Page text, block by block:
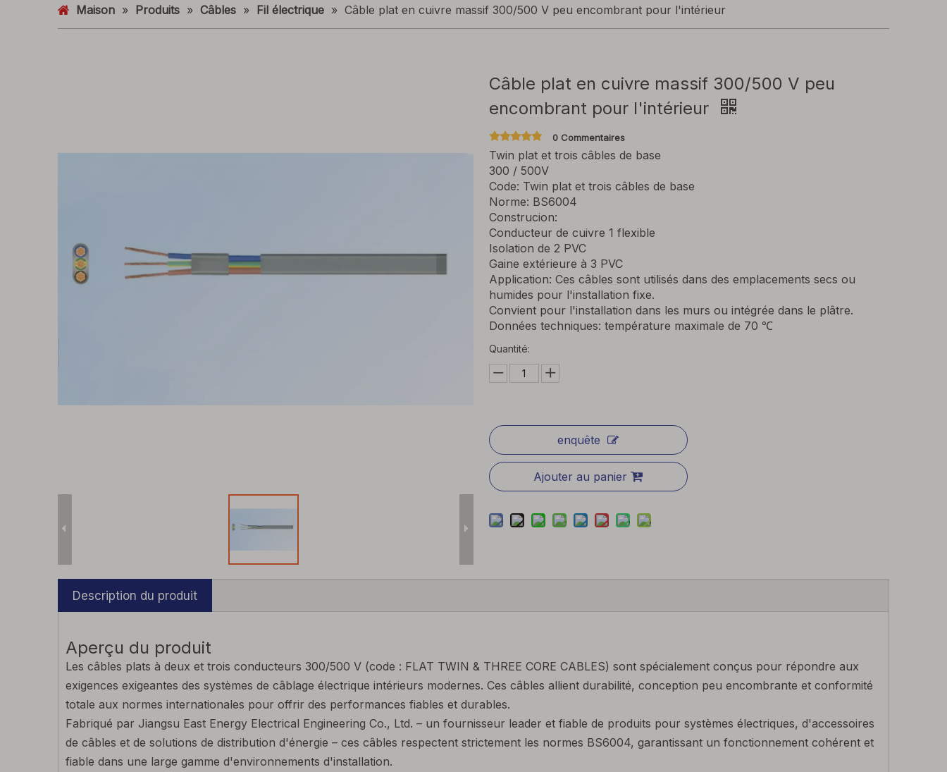
Maison » Produits » Câbles » Fil électrique » Câble plat en cuivre massif 300/500 V peu encombrant pour l'intérieur
Câble plat en cuivre massif 300/500 V peu
encombrant pour l'intérieur
0 Commentaires
Twin plat et trois câbles de base
300 / 500V
Code: Twin plat et trois câbles de base
Norme: BS6004
Construcion:
Conducteur de cuivre 1 flexible
Isolation de 2 PVC
Gaine extérieure à 3 PVC
Application: Ces câbles sont utilisés dans des emplacements secs ou
humides pour l'installation fixe.
Convient pour l'installation dans les murs ou intégrée dans le plâtre.
Données techniques: température maximale de 70 ℃
Quantité:
enquête
Ajouter au panier
Description du produit
Aperçu du produit
Les câbles plats à deux et trois conducteurs 300/500 V (code : FLAT TWIN & THREE CORE CABLES) sont spécialement conçus pour répondre aux
exigences exigeantes des systèmes de câblage électrique intérieurs modernes. Ces câbles allient durabilité, conception peu encombrante et conformité
totale aux normes internationales pour offrir des performances fiables et durables.
Fabriqué par Jiangsu East Energy Electrical Engineering Co., Ltd. – un fournisseur leader et fiable de produits pour systèmes électriques, d'accessoires
de câbles et de solutions de distribution d'énergie – ces câbles respectent strictement les normes BS6004, garantissant un fonctionnement cohérent et
fiable dans une large gamme d'environnements d'installation.